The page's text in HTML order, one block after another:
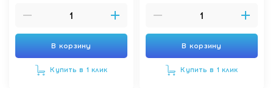
В корзину
Купить в 1 клик
В корзину
Купить в 1 клик